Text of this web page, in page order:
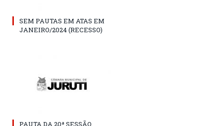
SEM PAUTAS EM ATAS EM
JANEIRO/2024 (RECESSO)
PAUTA DA 20ª SESSÃO